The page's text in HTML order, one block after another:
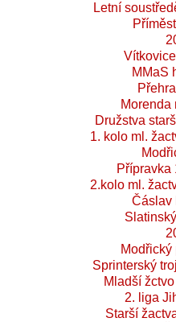
Letní
MMaS
Morenda
Družstva
1. kolo ml.
Přípravka
2.kolo ml.
Čáslav
Modřický
Sprinterský
Mladší
2. liga
Starší